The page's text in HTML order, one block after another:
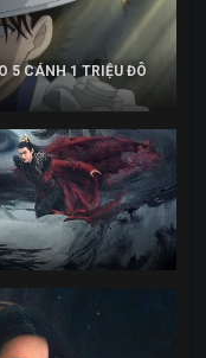
5 CÁNH 1 TRIỆU ĐÔ